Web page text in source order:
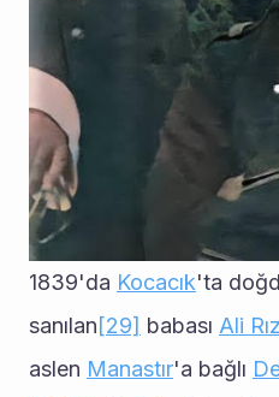
1839'da Kocacık'ta
sanılan[29] babası Ali
aslen Manastır'a bağlı